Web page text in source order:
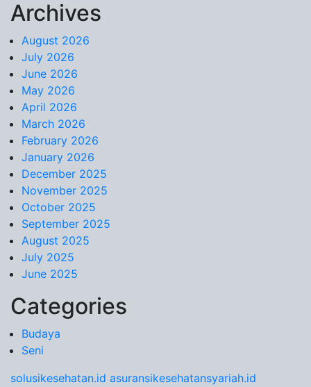
Skip to content
Archives
August 2026
July 2026
June 2026
May 2026
April 2026
March 2026
February 2026
January 2026
December 2025
November 2025
October 2025
September 2025
August 2025
July 2025
June 2025
Categories
Budaya
Seni
solusikesehatan.id asuransikesehatansyariah.id